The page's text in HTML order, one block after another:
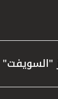
"السويفت"